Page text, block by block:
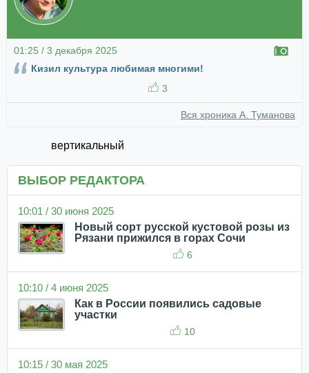
01:25 / 3 декабря 2025
Кизил культура любимая многими!
3
Вся хроника А. Туманова
вертикальный
ВЫБОР РЕДАКТОРА
10:01 / 30 июня 2025
Новый сорт русской кустовой розы из
Рязани прижился в горах Сочи
6
10:10 / 4 июня 2025
Как в России появились садовые
участки
10
10:15 / 30 мая 2025